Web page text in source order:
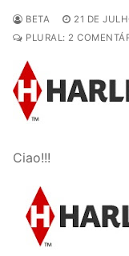
BETA 21 DE
PLURAL: 2
Ciao!!!